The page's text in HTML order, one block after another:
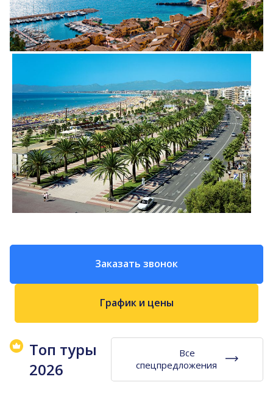
Заказать звонок
График и цены
Топ туры
2026
Все
спецпредложения